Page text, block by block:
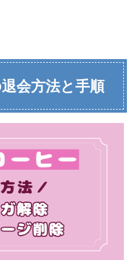
退会方法と手順